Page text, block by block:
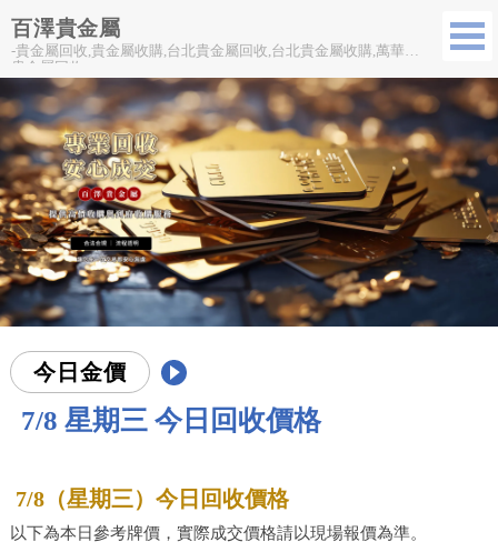
百澤貴金屬
-貴金屬回收,貴金屬收購,台北貴金屬回收,台北貴金屬收購,萬華區
貴金屬回收
今日金價
7/8 星期三 今日回收價格
7/8（星期三）今日回收價格
以下為本日參考牌價，實際成交價格請以現場報價為準。